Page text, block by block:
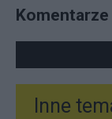
Komentarze
Inne